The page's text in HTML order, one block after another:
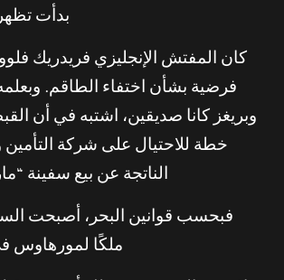
بدأت
كان المفتش الإنجليزي فريدريك
فرضية بشأن اختفاء الطاقم.
وبريغز كانا صديقين، اشتبه في أن
خطة للاحتيال على شركة التأمين
الناتجة عن بيع سفينة
فبحسب قوانين البحر، أصبحت
ملكًا لمورهاوس